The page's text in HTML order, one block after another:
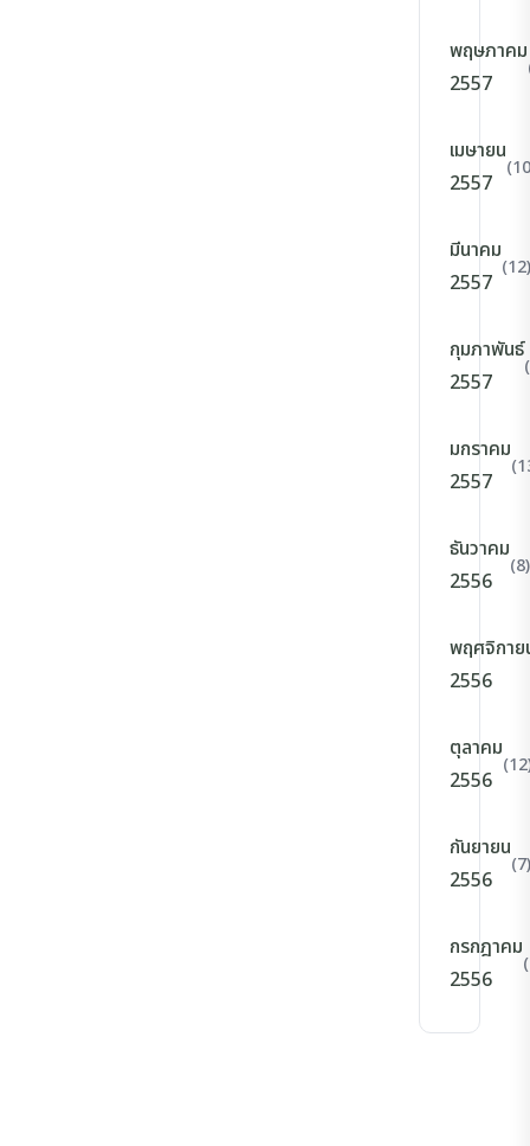
พฤษภาคม
2557
เมษายน
2557
มีนาคม
2557
(12)
กุมภาพันธ์
2557
มกราคม
2557
ธันวาคม
2556
(8)
พฤศจิกาย
2556
ตุลาคม
2556
กันยายน
2556
(7)
กรกฎาคม
2556